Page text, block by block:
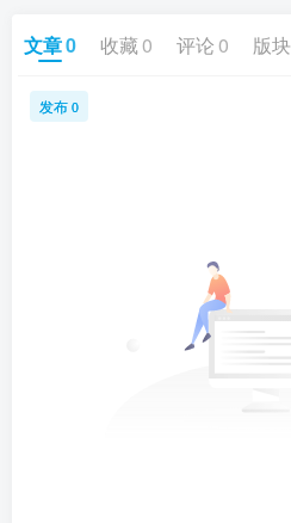
文章0 收藏 0 评论 0 版块
发布 0